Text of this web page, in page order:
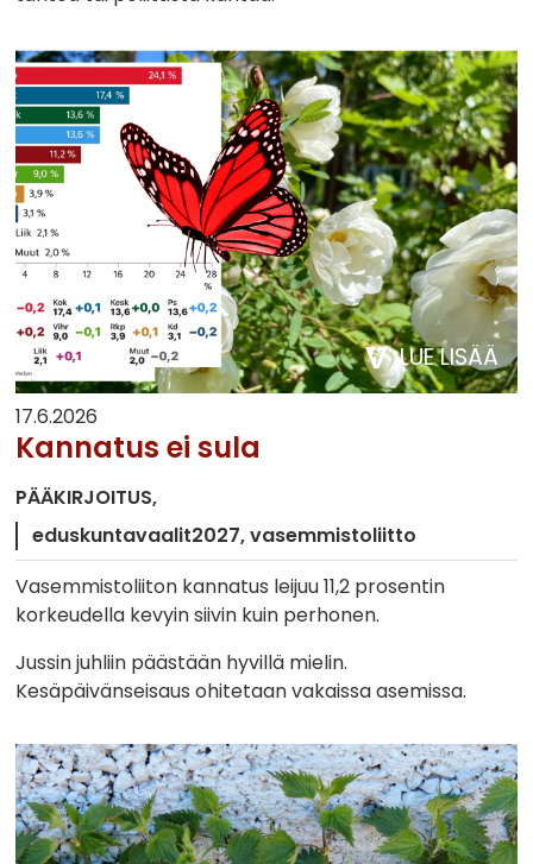
LUE LISÄÄ
17.6.2026
Kannatus ei sula
PÄÄKIRJOITUS
eduskuntavaalit2027 vasemmistoliitto
Vasemmistoliiton kannatus leijuu 11,2 prosentin
korkeudella kevyin siivin kuin perhonen.
Jussin juhliin päästään hyvillä mielin.
Kesäpäivänseisaus ohitetaan vakaissa asemissa.